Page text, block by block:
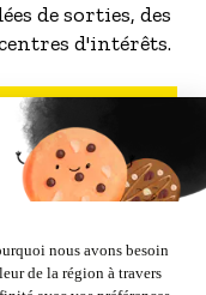
de sorties, des
d'intérêts.